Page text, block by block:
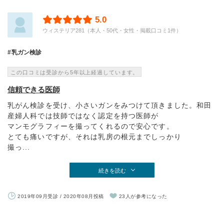
5.0
ウィステリア281（本人・50代・女性・掲載口コミ1件）
乳ガン検診
この口コミは受診から5年以上経過しています。
信頼できる医師
乳がん検診を受け、小さいガンをみつけて頂きました。和田
産婦人科では技師ではなく認定を持つ医師が
マンモグラフィーを撮ってくれるので安心です。
とても痛いですが、それは乳房の根元までしっかり
撮っ...
続きを読む
2019年09月受診 / 2020年08月投稿 23人が参考になった